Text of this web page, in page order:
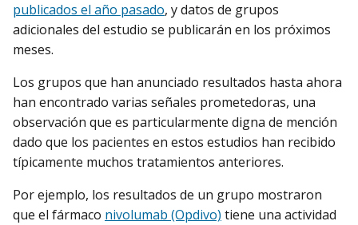
publicados el año pasado, y datos de grupos
adicionales del estudio se publicarán en los próximos
meses.
Los grupos que han anunciado resultados hasta ahora
han encontrado varias señales prometedoras, una
observación que es particularmente digna de mención
dado que los pacientes en estos estudios han recibido
típicamente muchos tratamientos anteriores.
Por ejemplo, los resultados de un grupo mostraron
que el fármaco nivolumab (Opdivo) tiene una actividad